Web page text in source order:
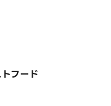
フード